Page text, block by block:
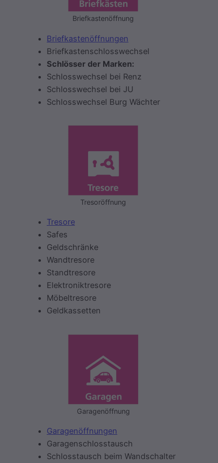
Briefkastenöffnung
Briefkastenöffnungen
Briefkastenschlosswechsel
Schlösser der Marken:
Schlosswechsel bei Renz
Schlosswechsel bei JU
Schlosswechsel Burg Wächter
Tresoröffnung
Tresore
Safes
Geldschränke
Wandtresore
Standtresore
Elektroniktresore
Möbeltresore
Geldkassetten
Garagenöffnung
Garagenöffnungen
Garagenschlosstausch
Schlosstausch beim Wandschalter